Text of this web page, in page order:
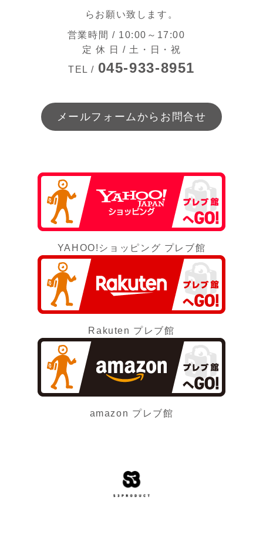
らお願い致します。
営業時間 / 10:00～17:00
定 休 日 / 土・日・祝
TEL / 045-933-8951
メールフォームからお問合せ
YAHOO!ショッピング プレブ館
Rakuten プレブ館
amazon プレブ館